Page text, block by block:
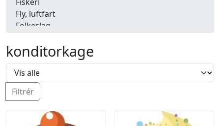
Fly, luftfart
Folkeslag
Fritid, hobby
Frugt, grønt
Halloween
Håndværk
Haven
konditorkage
Filtrér